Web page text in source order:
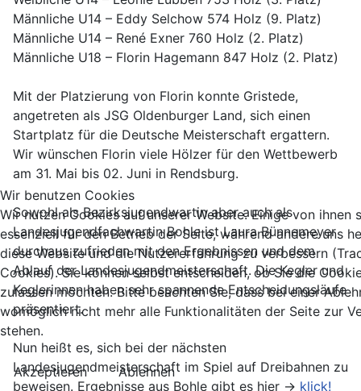
Männliche U14 – Eddy Selchow 574 Holz (9. Platz)
Männliche U14 – René Exner 760 Holz (2. Platz)
Männliche U18 – Florin Hagemann 847 Holz (2. Platz)
Mit der Platzierung von Florin konnte Gristede,
angetreten als JSG Oldenburger Land, sich einen
Startplatz für die Deutsche Meisterschaft ergattern.
Wir wünschen Florin viele Hölzer für den Wettbewerb
am 31. Mai bis 02. Juni in Rendsburg.
Sowohl als Bezirksjugendwartin aber auch als
Landesjugendfachwartin Bohle ist Laura Bünnemeyer
durchaus zufrieden mit den Ergebnissen und dem
Ablauf der Landesjugendmeisterschaft. Die Kegler und
Keglerinnen haben sehr spannende Entscheidungsläufe
präsentiert.
Nun heißt es, sich bei der nächsten
Landesjugendmeisterschaft im Spiel auf Dreibahnen zu
beweisen. Ergebnisse aus Bohle gibt es hier -> klick!
Wir benutzen Cookies
Wir nutzen Cookies auf unserer Website. Einige von ihnen
essenziell für den Betrieb der Seite, während andere uns
diese Website und die Nutzererfahrung zu verbessern
Cookies). Sie können selbst entscheiden, ob Sie die
zulassen möchten. Bitte beachten Sie, dass bei einer
womöglich nicht mehr alle Funktionalitäten der Seite zur
stehen.
Akzeptieren Ablehnen